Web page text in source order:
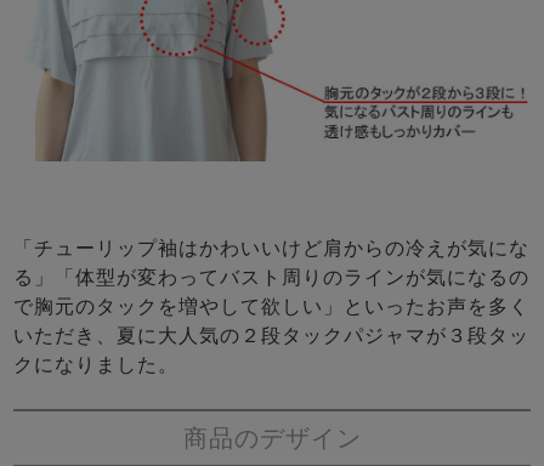
「チューリップ袖はかわいいけど肩からの冷えが気にな
る」「体型が変わってバスト周りのラインが気になるの
で胸元のタックを増やして欲しい」といったお声を多く
いただき、夏に大人気の２段タックパジャマが３段タッ
クになりました。
商品のデザイン